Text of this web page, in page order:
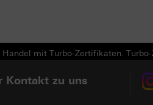
mit Turbo-Zertifikaten.
Kontakt zu uns